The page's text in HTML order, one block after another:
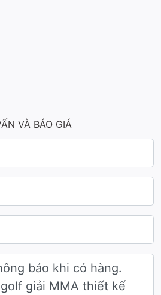
của dòng
nằm ở sự kết hợp đa chất liệu
được tạo hình từ các lớp vật
đảm bảo độ đầm tay và bền
phong cách thiết kế hiện đại,
tính. Hình ảnh trung tâm là biểu
điệu theo lối tối giản nhưng
VÀ BÁO GIÁ